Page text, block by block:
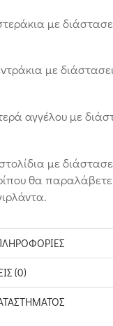
με
με
αγγέλου με
με
θα παραλάβετε
(0)